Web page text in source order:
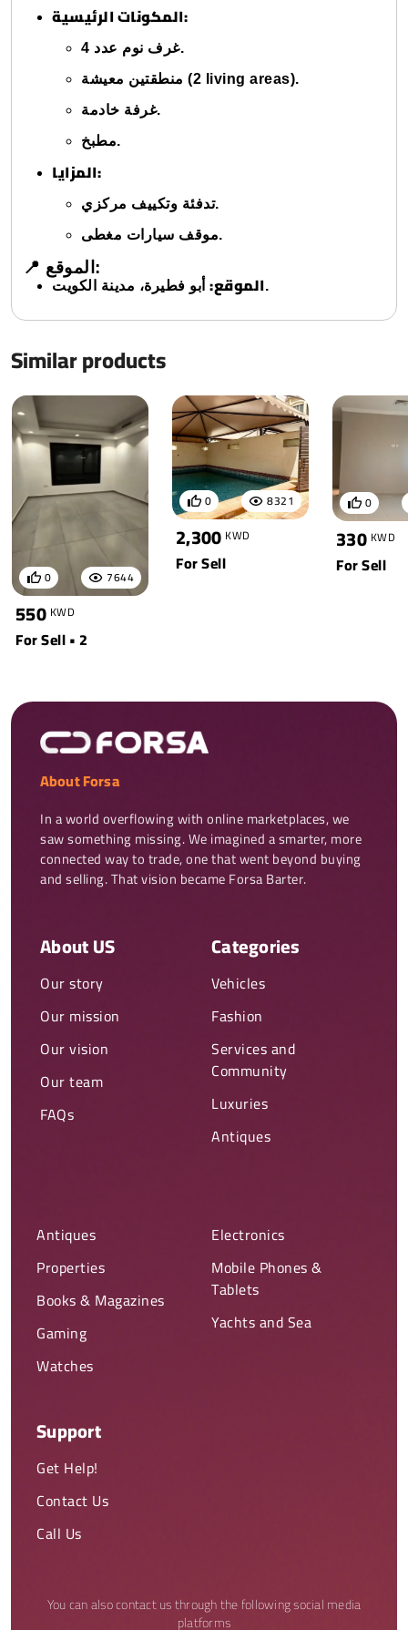
المكونات الرئيسية:
غرف نوم عدد 4.
منطقتين معيشة (2 living areas).
غرفة خادمة.
مطبخ.
المزايا:
تدفئة وتكييف مركزي.
موقف سيارات مغطى.
📍 الموقع:
الموقع:أبو فطيرة، مدينة الكويت.
Similar products
7644
0
550 KWD
For Sell • 2
8321
0
2,300 KWD
For Sell
0
330 KWD
For Sell
About Forsa
In a world overflowing with online marketplaces, we
saw something missing. We imagined a smarter, more
connected way to trade, one that went beyond buying
and selling. That vision became Forsa Barter.
About US
Our story
Our mission
Our vision
Our team
FAQs
Categories
Vehicles
Fashion
Services and
Community
Luxuries
Antiques
Antiques
Properties
Books & Magazines
Gaming
Watches
Electronics
Mobile Phones &
Tablets
Yachts and Sea
Support
Get Help!
Contact Us
Call Us
You can also contact us through the following social media
platforms